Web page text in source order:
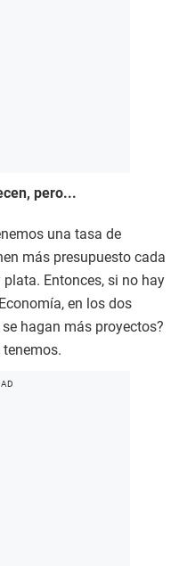
pero...
una tasa de
más presupuesto cada
Entonces, si no hay
en los dos
hagan más proyectos?